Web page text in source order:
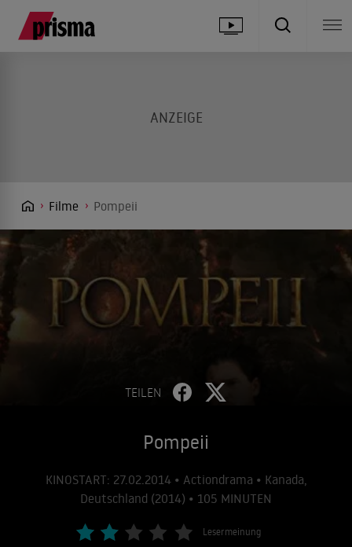
Filme Pompeii
TEILEN
Pompeii
KINOSTART: 27.02.2014 • Actiondrama • Kanada,
Deutschland (2014) • 105 MINUTEN
Lesermeinung